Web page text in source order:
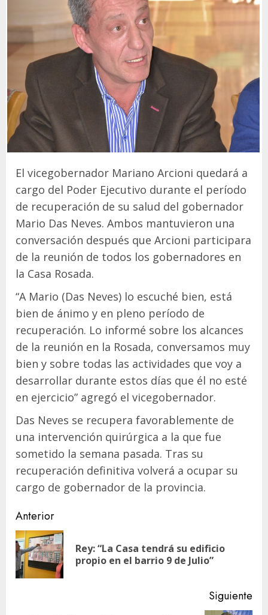
El vicegobernador Mariano Arcioni quedará a
cargo del Poder Ejecutivo durante el período
de recuperación de su salud del gobernador
Mario Das Neves. Ambos mantuvieron una
conversación después que Arcioni participara
de la reunión de todos los gobernadores en
la Casa Rosada.
“A Mario (Das Neves) lo escuché bien, está
bien de ánimo y en pleno período de
recuperación. Lo informé sobre los alcances
de la reunión en la Rosada, conversamos muy
bien y sobre todas las actividades que voy a
desarrollar durante estos días que él no esté
en ejercicio” agregó el vicegobernador.
Das Neves se recupera favorablemente de
una intervención quirúrgica a la que fue
sometido la semana pasada. Tras su
recuperación definitiva volverá a ocupar su
cargo de gobernador de la provincia.
Navegación
de
entradas
Anterior
Rey: “La Casa tendrá su edificio
propio en el barrio 9 de Julio”
Siguiente